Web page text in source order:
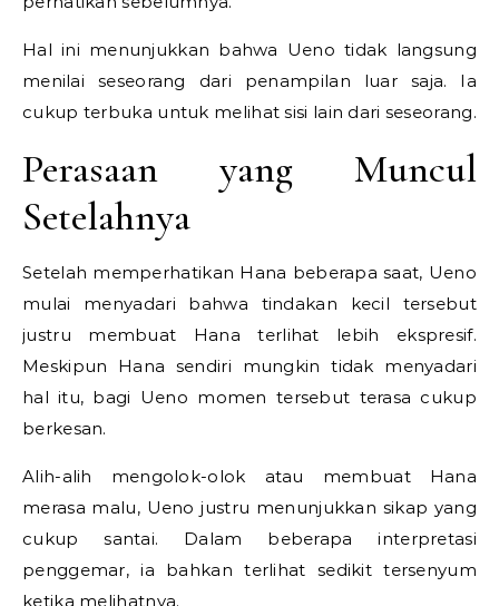
Hal ini menunjukkan bahwa Ueno tidak langsung
menilai seseorang dari penampilan luar saja. Ia
cukup terbuka untuk melihat sisi lain dari seseorang.
Perasaan yang Muncul
Setelahnya
Setelah memperhatikan Hana beberapa saat, Ueno
mulai menyadari bahwa tindakan kecil tersebut
justru membuat Hana terlihat lebih ekspresif.
Meskipun Hana sendiri mungkin tidak menyadari
hal itu, bagi Ueno momen tersebut terasa cukup
berkesan.
Alih-alih mengolok-olok atau membuat Hana
merasa malu, Ueno justru menunjukkan sikap yang
cukup santai. Dalam beberapa interpretasi
penggemar, ia bahkan terlihat sedikit tersenyum
ketika melihatnya.